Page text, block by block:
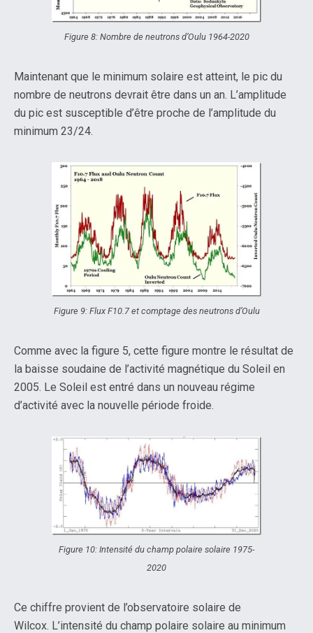
Figure 8: Nombre de neutrons d’Oulu 1964-2020
Maintenant que le minimum solaire est atteint, le pic du
nombre de neutrons devrait être dans un an. L’amplitude
du pic est susceptible d’être proche de l’amplitude du
minimum 23/24.
Figure 9: Flux F10.7 et comptage des neutrons d’Oulu
Comme avec la figure 5, cette figure montre le résultat de
la baisse soudaine de l’activité magnétique du Soleil en
2005. Le Soleil est entré dans un nouveau régime
d’activité avec la nouvelle période froide.
Figure 10: Intensité du champ polaire solaire 1975-
2020
Ce chiffre provient de l’observatoire solaire de
Wilcox. L’intensité du champ polaire solaire au minimum